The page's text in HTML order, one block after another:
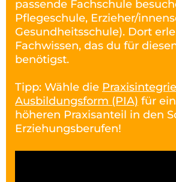
passende Fachschule
Pflegeschule, Erzieher/
Gesundheitsschule). Dort
Fachwissen, das du für
benötigst.
Tipp: Wähle die
Ausbildungsform (PIA) für
höheren Praxisanteil in den
Erziehungsberufen!